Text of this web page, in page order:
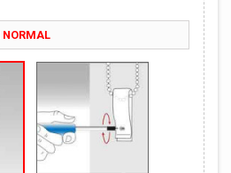
NORMAL